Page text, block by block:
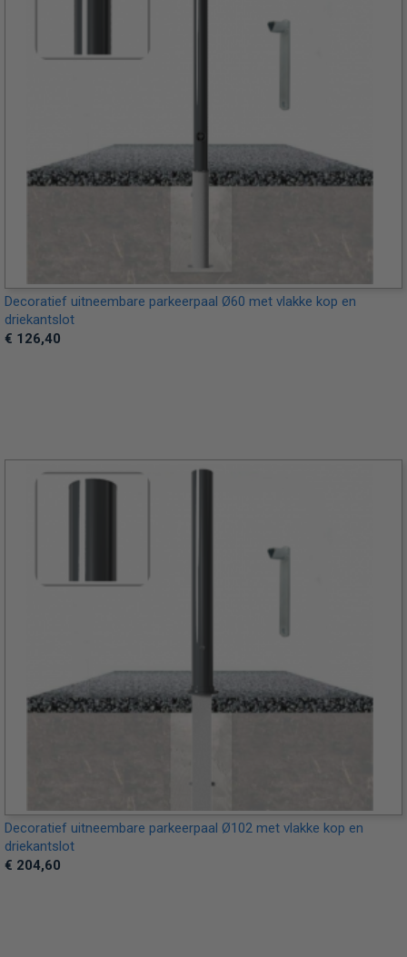
Decoratief uitneembare parkeerpaal Ø60 met vlakke kop en
driekantslot
€ 126,40
Decoratief uitneembare parkeerpaal Ø102 met vlakke kop en
driekantslot
€ 204,60